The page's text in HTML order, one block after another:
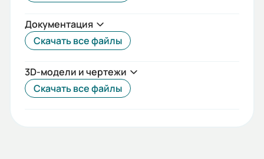
Документация
Скачать все файлы
3D-модели и чертежи
Скачать все файлы